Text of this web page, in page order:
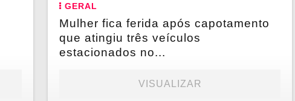
GERAL
Mulher fica ferida após capotamento
que atingiu três veículos
estacionados no...
VISUALIZAR